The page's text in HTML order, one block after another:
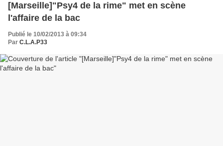
[Marseille]"Psy4 de la rime" met en scène
l'affaire de la bac
Publié le 10/02/2013 à 09:34
Par C.L.A.P33